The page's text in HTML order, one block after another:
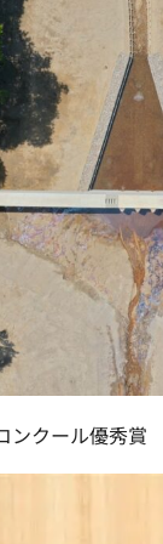
ンクール優秀